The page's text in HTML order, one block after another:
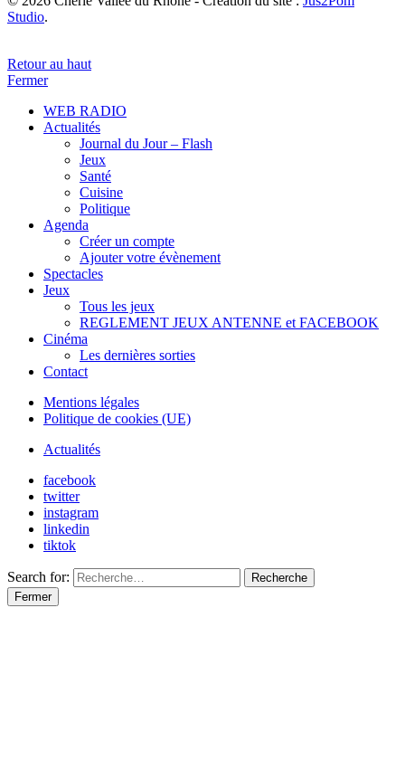
Studio.
Retour au haut
Fermer
WEB RADIO
Actualités
Journal du Jour – Flash
Jeux
Santé
Cuisine
Politique
Agenda
Créer un compte
Ajouter votre évènement
Spectacles
Jeux
Tous les jeux
REGLEMENT JEUX ANTENNE et FACEBOOK
Cinéma
Les dernières sorties
Contact
Mentions légales
Politique de cookies (UE)
Actualités
facebook
twitter
instagram
linkedin
tiktok
Search for:
Recherche
Fermer